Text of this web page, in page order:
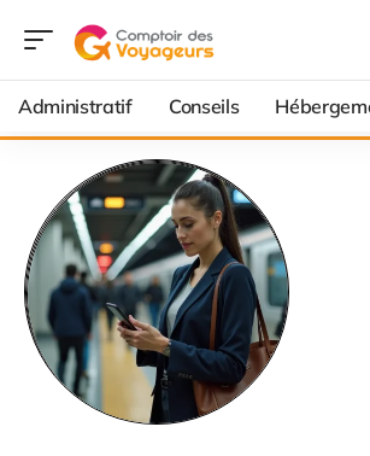
Administratif Conseils